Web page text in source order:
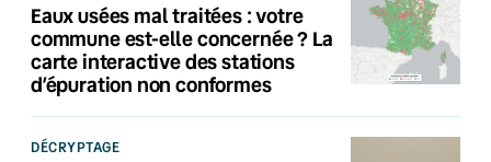
Eaux usées mal traitées : votre
commune est-elle concernée ? La
carte interactive des stations
d’épuration non conformes
DÉCRYPTAGE